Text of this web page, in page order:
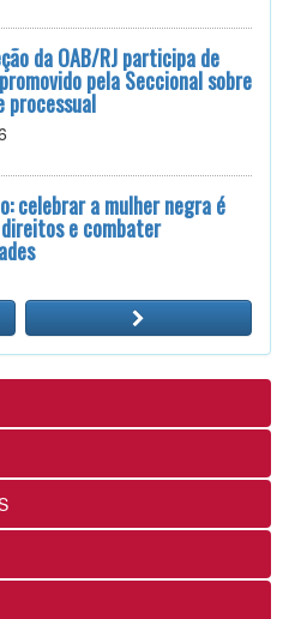
da OAB/RJ participa de
pela Seccional sobre
processual
celebrar a mulher negra é
e combater
e ESA realizam
sobre Crimes Eleitorais na
e ESA alinham projetos e
ao fortalecimento dos